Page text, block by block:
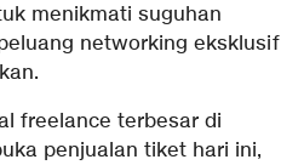
menikmati suguhan
networking eksklusif
freelance terbesar di
penjualan tiket hari ini,